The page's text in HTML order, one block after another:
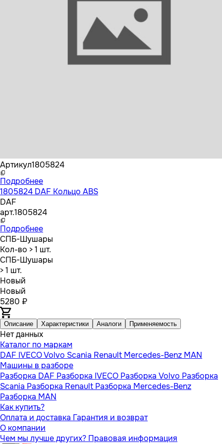
Артикул1805824
Подробнее
1805824 DAF Кольцо ABS
DAF
арт.1805824
Подробнее
СПБ-Шушары
Кол-во > 1 шт.
СПБ-Шушары
> 1 шт.
Новый
Новый
5280 ₽
Описание Характеристики Аналоги Применяемость
Нет данных
Каталог по маркам
DAF IVECOVolvo Scania Renault Mercedes-Benz MAN
Машины в разборе
Разборка DAF Разборка IVECO Разборка Volvo Разборка
Scania Разборка Renault Разборка Mercedes-Benz
Разборка MAN
Как купить?
Оплата и доставка Гарантия и возврат
О компании
Чем мы лучше других? Правовая информация